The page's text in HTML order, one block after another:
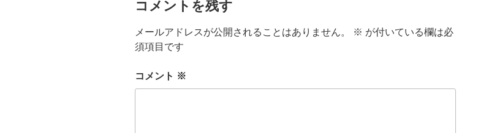
コメントを残す
メールアドレスが公開されることはありません。 ※ が付いている欄は必
須項目です
コメント ※